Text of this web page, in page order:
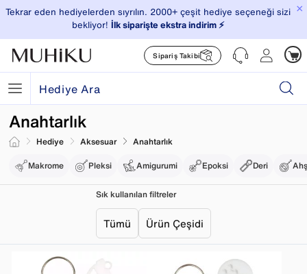
×
Tekrar eden hediyelerden sıyrılın. 2000+ çeşit hediye seçeneği sizi
bekliyor! İlk siparişte ekstra indirim ⚡️
Sipariş Takibi
Hediye Aksesuar Anahtarlık
Anahtarlık
Makrome Pleksi Amigurumi Epoksi Deri
Sık kullanılan filtreler
Tümü Ürün Çeşidi